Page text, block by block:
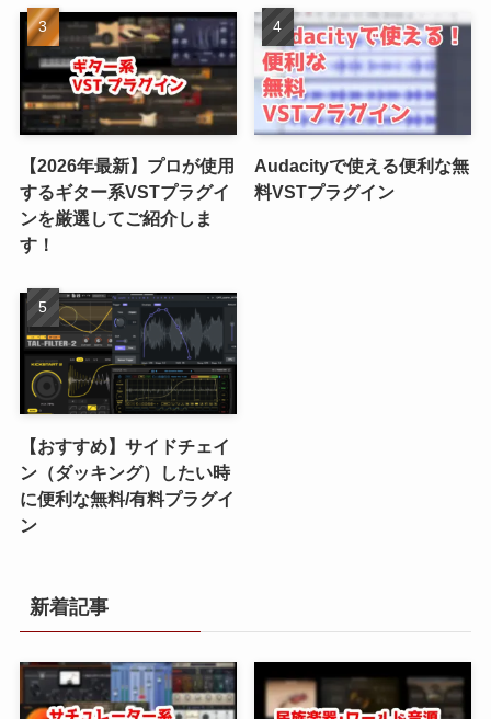
【2026年最新】プロが使用
するギター系VSTプラグイ
ンを厳選してご紹介しま
す！
Audacityで使える便利な無
料VSTプラグイン
【おすすめ】サイドチェイ
ン（ダッキング）したい時
に便利な無料/有料プラグイ
ン
新着記事